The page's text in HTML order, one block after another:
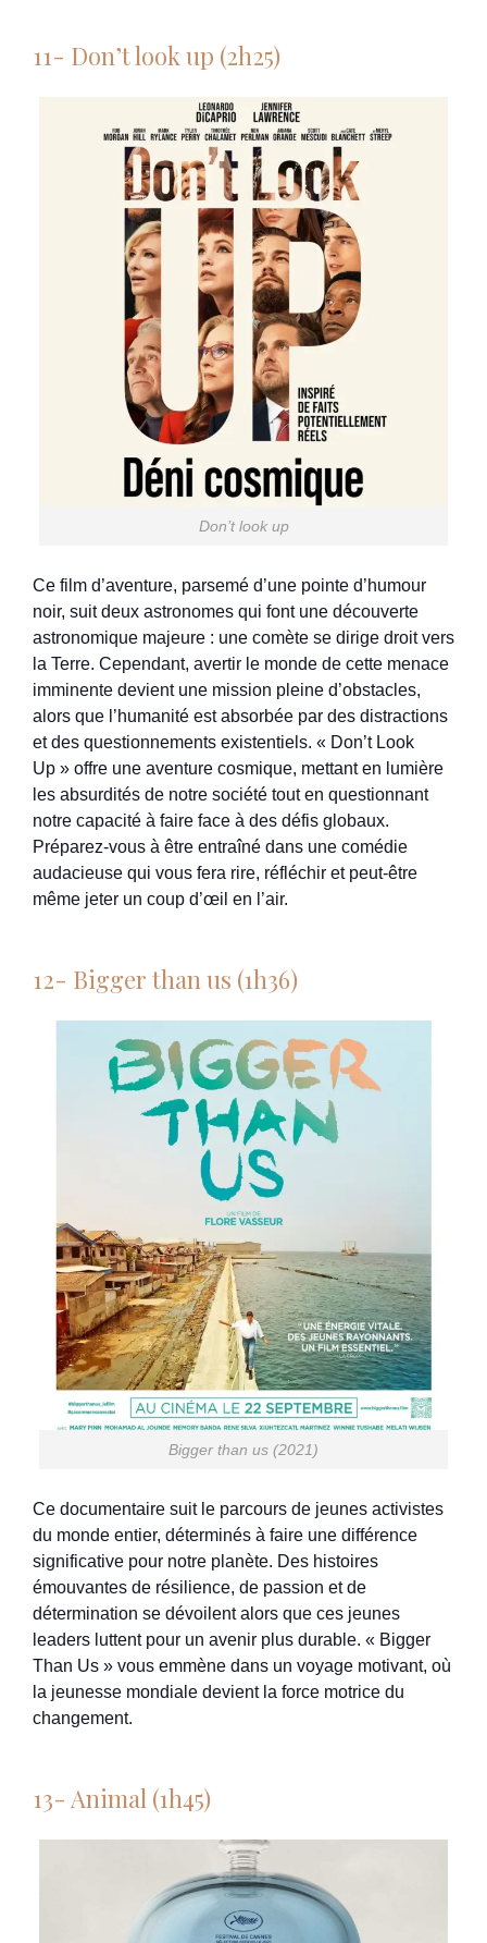
11- Don’t look up (2h25)
Don’t look up
Ce film d’aventure, parsemé d’une pointe d’humour
noir, suit deux astronomes qui font une découverte
astronomique majeure : une comète se dirige droit vers
la Terre. Cependant, avertir le monde de cette menace
imminente devient une mission pleine d’obstacles,
alors que l’humanité est absorbée par des distractions
et des questionnements existentiels. « Don’t Look
Up » offre une aventure cosmique, mettant en lumière
les absurdités de notre société tout en questionnant
notre capacité à faire face à des défis globaux.
Préparez-vous à être entraîné dans une comédie
audacieuse qui vous fera rire, réfléchir et peut-être
même jeter un coup d’œil en l’air.
12- Bigger than us (1h36)
Bigger than us (2021)
Ce documentaire suit le parcours de jeunes activistes
du monde entier, déterminés à faire une différence
significative pour notre planète. Des histoires
émouvantes de résilience, de passion et de
détermination se dévoilent alors que ces jeunes
leaders luttent pour un avenir plus durable. « Bigger
Than Us » vous emmène dans un voyage motivant, où
la jeunesse mondiale devient la force motrice du
changement.
13- Animal (1h45)